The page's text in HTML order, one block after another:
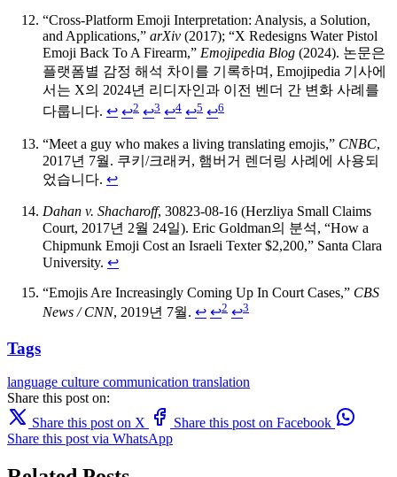
“Cross-Platform Emoji Interpretation: Analysis, a Solution,
and Applications,” arXiv (2017); “X Redesigns Water Pistol
Emoji Back To A Firearm,” Emojipedia Blog (2024). 논문은
플랫폼별 감정 해석 차이를 기록하며, Emojipedia 기사에
서는 X의 2024년 리디자인과 이전 벤더 간 변화 사례를
다룹니다. ↩ ↩2 ↩3 ↩4 ↩5 ↩6
“Meet a guy who makes a living translating emojis,” CNBC,
2017년 7월. 쿠키/크래커, 햄버거 렌더링 사례에 사용되
었습니다. ↩
Dahan v. Shacharoff, 30823-08-16 (Herzliya Small Claims
Court, 2017년 2월 24일). Eric Goldman의 분석, “How a
Chipmunk Emoji Cost an Israeli Texter $2,200,” Santa Clara
University. ↩
“Emojis Are Increasingly Coming Up In Court Cases,” CBS
News / CNN, 2019년 7월. ↩ ↩2 ↩3
Tags
language culture communication translation
Share this post on:
Share this post on X
Share this post on Facebook
Share this post via WhatsApp